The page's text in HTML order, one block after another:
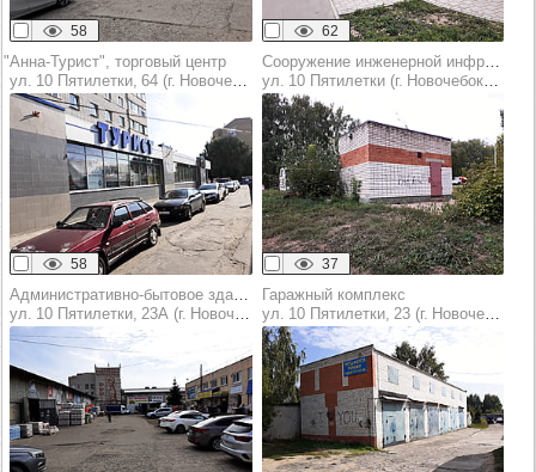
58 62
"Анна-Турист", торговый центр
ул. 10 Пятилетки, 64 (г. Новочебоксарск)
58
Сооружение инженерной инфраструктуры
ул. 10 Пятилетки (г. Новочебоксарск)
37
ул. 10 Пятилетки, 23А (г. Новочебоксарск)
Гаражный комплекс
ул. 10 Пятилетки, 23 (г. Новочебоксарск)